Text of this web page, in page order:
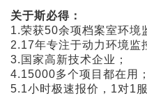
关于斯必得：
1.荣获50余项档案室环境
2.17年专注于动力环境监
3.国家高新技术企业；
4.15000多个项目都在用；
5.1小时极速报价，1对1服